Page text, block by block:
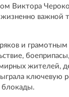
Виктора
жизненно
и
жителей,
ключевую